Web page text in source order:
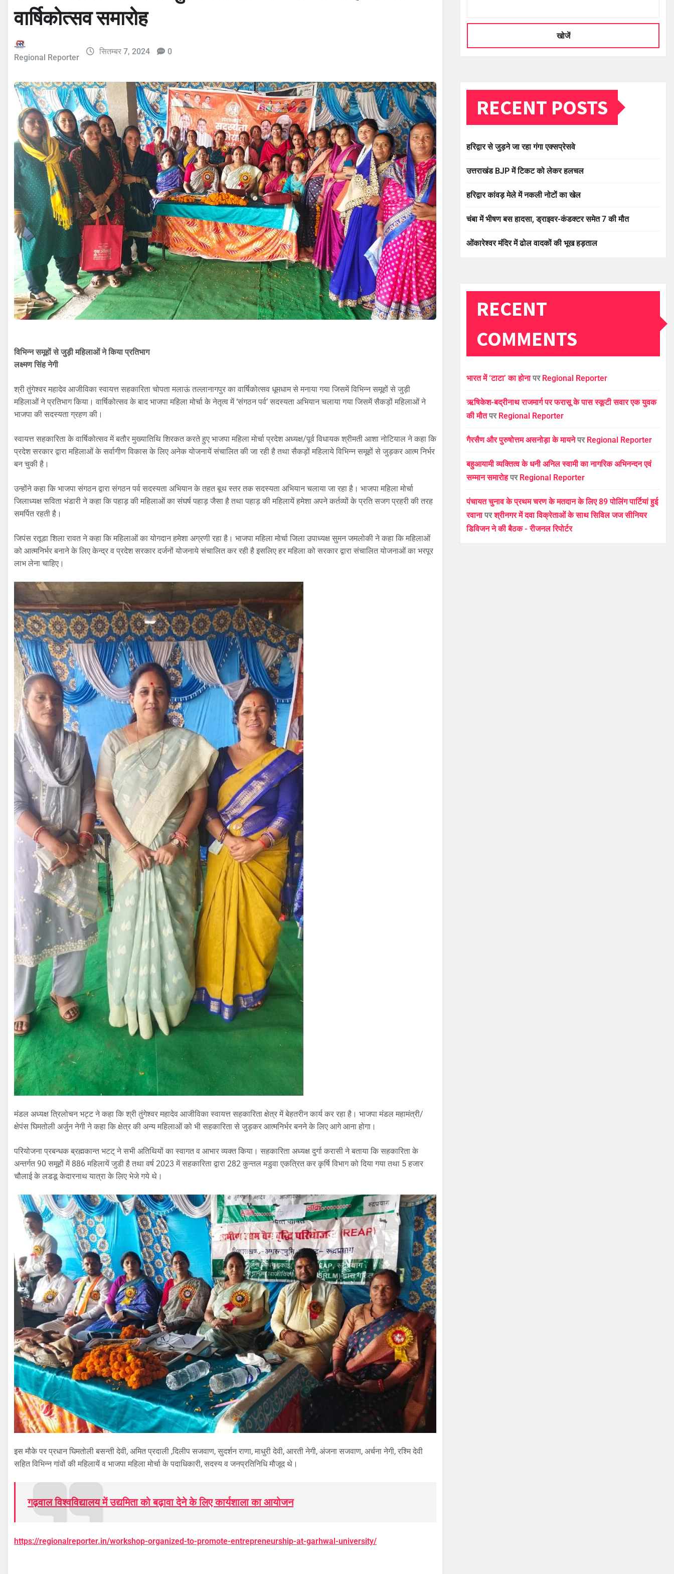
वार्षिकोत्सव समारोह
Regional Reporter
सितम्बर 7, 2024 0
विभिन्न समूहों से जुड़ी महिलाओं ने किया प्रतिभाग
लक्ष्मण सिंह नेगी
श्री तुंगेश्वर महादेव आजीविका स्वायत्त सहकारिता चोपता मलाऊं तल्लानागपुर का वार्षिकोत्सव धूमधाम से मनाया गया जिसमें विभिन्न समूहों से जुड़ी
महिलाओं ने प्रतिभाग किया। वार्षिकोत्सव के बाद भाजपा महिला मोर्चा के नेतृत्व में ‘संगठन पर्व’ सदस्यता अभियान चलाया गया जिसमें सैकड़ों महिलाओं ने
भाजपा की सदस्यता ग्रहण की।
स्वायत्त सहकारिता के वार्षिकोत्सव में बतौर मुख्यातिथि शिरकत करते हुए भाजपा महिला मोर्चा प्रदेश अध्यक्ष/पूर्व विधायक श्रीमती आशा नोटियाल ने कहा कि
प्रदेश सरकार द्वारा महिलाओं के सर्वागीण विकास के लिए अनेक योजनायें संचालित की जा रही है तथा सैकड़ों महिलाये विभिन्न समूहों से जुड़कर आत्म निर्भर
बन चुकी है।
उन्होंने कहा कि भाजपा संगठन द्वारा संगठन पर्व सदस्यता अभियान के तहत बूथ स्तर तक सदस्यता अभियान चलाया जा रहा है। भाजपा महिला मोर्चा
जिलाध्यक्ष सविता भंडारी ने कहा कि पहाड़ की महिलाओं का संघर्ष पहाड़ जैसा है तथा पहाड़ की महिलायें हमेशा अपने कर्तव्यों के प्रति सजग प्रहरी की तरह
समर्पित रहती है।
जिपंस रतूडा शिला रावत ने कहा कि महिलाओं का योगदान हमेशा अग्रणी रहा है। भाजपा महिला मोर्चा जिला उपाध्यक्ष सुमन जमलोकी ने कहा कि महिलाओं
को आत्मनिर्भर बनाने के लिए केन्द्र व प्रदेश सरकार दर्जनों योजनाये संचालित कर रही है इसलिए हर महिला को सरकार द्वारा संचालित योजनाओं का भरपूर
लाभ लेना चाहिए।
मंडल अध्यक्ष त्रिलोचन भट्ट ने कहा कि श्री तुंगेश्वर महादेव आजीविका स्वायत्त सहकारिता क्षेत्र में बेहतरीन कार्य कर रहा है। भाजपा मंडल महामंत्री/
क्षेपंस घिमतोली अर्जुन नेगी ने कहा कि क्षेत्र की अन्य महिलाओं को भी सहकारिता से जुड़कर आत्मनिर्भर बनने के लिए आगे आना होगा।
परियोजना प्रबन्धक ब्रह्मकान्त भटट् ने सभी अतिथियों का स्वागत व आभार व्यक्त किया। सहकारिता अध्यक्ष दुर्गा करासी ने बताया कि सहकारिता के
अन्तर्गत 90 समूहों में 886 महिलायें जुडी है तथा वर्ष 2023 में सहकारिता द्वारा 282 कुन्तल मडुवा एकत्रित कर कृर्षि विभाग को दिया गया तथा 5 हजार
चौलाई के लडडू केदारनाथ यात्रा के लिए भेजे गये थे।
इस मौके पर प्रधान घिमतोली बसन्ती देवी, अमित प्रदाली ,दिलीप सजवाण, सुदर्शन राणा, माधुरी देवी, आरती नेगी, अंजना सजवाण, अर्चना नेगी, रश्मि देवी
सहित विभिन्न गांवों की महिलायें व भाजपा महिला मोर्चा के पदाधिकारी, सदस्य व जनप्रतिनिधि मौजूद थे।
गढ़वाल विश्वविद्यालय में उद्यमिता को बढ़ावा देने के लिए कार्यशाला का आयोजन
https://regionalreporter.in/workshop-organized-to-promote-entrepreneurship-at-garhwal-university/
खोजें
RECENT POSTS
हरिद्वार से जुड़ने जा रहा गंगा एक्सप्रेसवे
उत्तराखंड BJP में टिकट को लेकर हलचल
हरिद्वार कांवड़ मेले में नकली नोटों का खेल
चंबा में भीषण बस हादसा, ड्राइवर-कंडक्टर समेत 7 की मौत
ओंकारेश्वर मंदिर में ढोल वादकों की भूख हड़ताल
RECENT
COMMENTS
भारत में ‘टाटा’ का होनापर Regional Reporter
ऋषिकेश-बद्रीनाथ राजमार्ग पर फरासू के पास स्कूटी सवार एक युवक
की मौतपर Regional Reporter
गैरसैण और पुरुषोत्तम असनोड़ा के मायनेपर Regional Reporter
बहुआयामी व्यक्तित्व के धनी अनिल स्वामी का नागरिक अभिनन्दन एवं
सम्मान समारोहपर Regional Reporter
पंचायत चुनाव के प्रथम चरण के मतदान के लिए 89 पोलिंग पार्टियां हुई
रवानापरश्रीनगर में दवा विक्रेताओं के साथ सिविल जज सीनियर
डिविजन ने की बैठक - रीजनल रिपोर्टर